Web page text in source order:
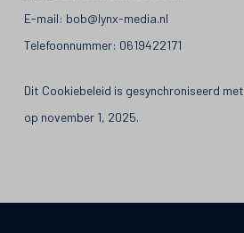
E-mail: bob@lynx-media.nl
Telefoonnummer: 0619422171
Dit Cookiebeleid is gesynchroniseerd met
op november 1, 2025.